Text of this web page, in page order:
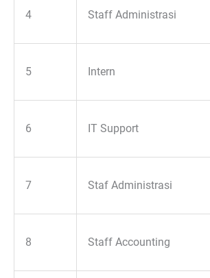
4 Staff Administrasi
5 Intern
6 IT Support
7 Staf Administrasi
8 Staff Accounting